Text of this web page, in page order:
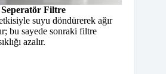
Seperatör Filtre
suyu döndürerek ağır
bu sayede sonraki filtre
azalır.